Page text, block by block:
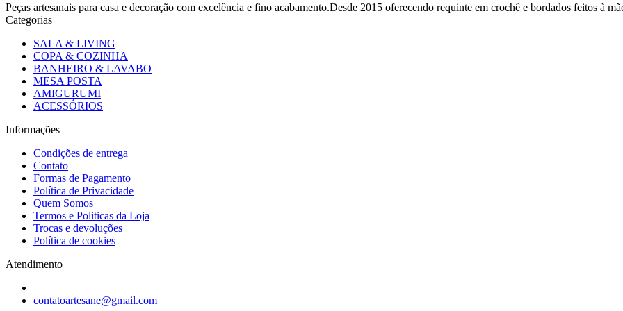
Peças artesanais para casa e decoração com excelência e fino acabamento.Desde 2015 oferecendo requinte em crochê e bordados feitos à
Categorias
SALA & LIVING
COPA & COZINHA
BANHEIRO & LAVABO
MESA POSTA
AMIGURUMI
ACESSÓRIOS
Informações
Condições de entrega
Contato
Formas de Pagamento
Política de Privacidade
Quem Somos
Termos e Politicas da Loja
Trocas e devoluções
Política de cookies
Atendimento
contatoartesane@gmail.com